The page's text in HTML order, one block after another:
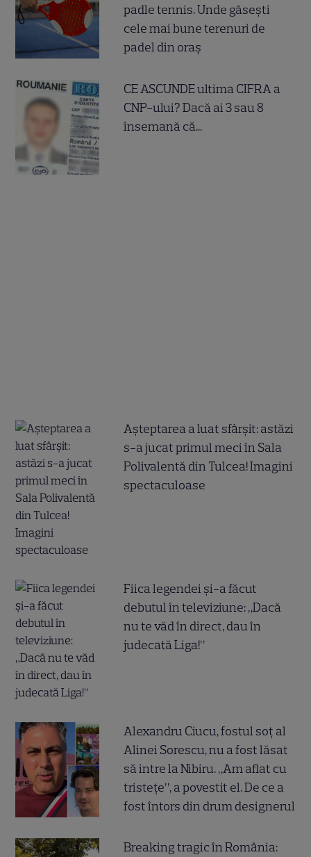
padle tennis. Unde găsești
cele mai bune terenuri de
padel din oraș
CE ASCUNDE ultima CIFRA a
CNP-ului? Dacă ai 3 sau 8
însemană că...
Așteptarea a luat sfârșit: astăzi
s-a jucat primul meci în Sala
Polivalentă din Tulcea! Imagini
spectaculoase
Fiica legendei și-a făcut
debutul în televiziune: „Dacă
nu te văd în direct, dau în
judecată Liga!”
Alexandru Ciucu, fostul soț al
Alinei Sorescu, nu a fost lăsat
să intre la Nibiru. „Am aflat cu
tristețe”, a povestit el. De ce a
fost întors din drum designerul
Breaking tragic în România: